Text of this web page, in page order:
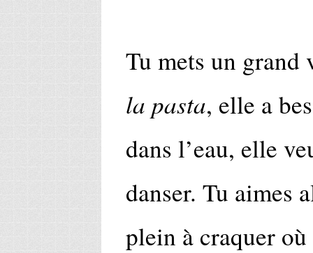
Tu mets un grand
la pasta, elle a
dans l’eau, elle
danser. Tu aimes
plein à craquer